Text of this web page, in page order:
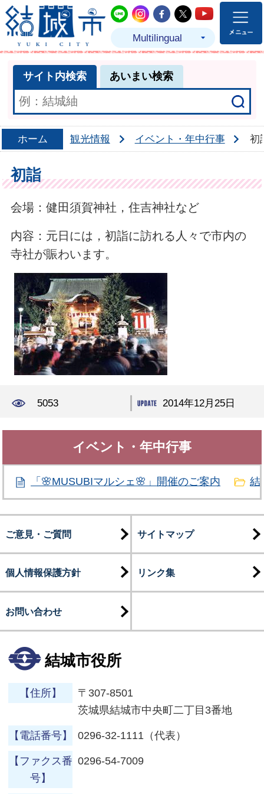
結城市公式LINE
結城市公式Instagram
結城市公式
結城市公式
結城市
Multilingual
サイト内検索 あいまい検索
ホーム 観光情報 イベント・年中行事 初
初詣
会場：健田須賀神社，住吉神社など
内容：元日には，初詣に訪れる人々で市内の
寺社が賑わいます。
5053 2014年12月25日
イベント・年中行事
「🌸MUSUBIマルシェ🌸」開催のご案内 結
ご意見・ご質問 サイトマップ
個人情報保護方針 リンク集
お問い合わせ
結城市役所
【住所】
〒307-8501
茨城県結城市中央町二丁目3番地
【電話番号】 0296-32-1111（代表）
【ファクス番
号】
0296-54-7009